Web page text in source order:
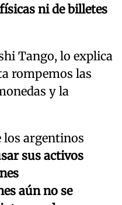
ni de billetes
Tango, lo explica
rompemos las
y la
los argentinos
sus activos
aún no se